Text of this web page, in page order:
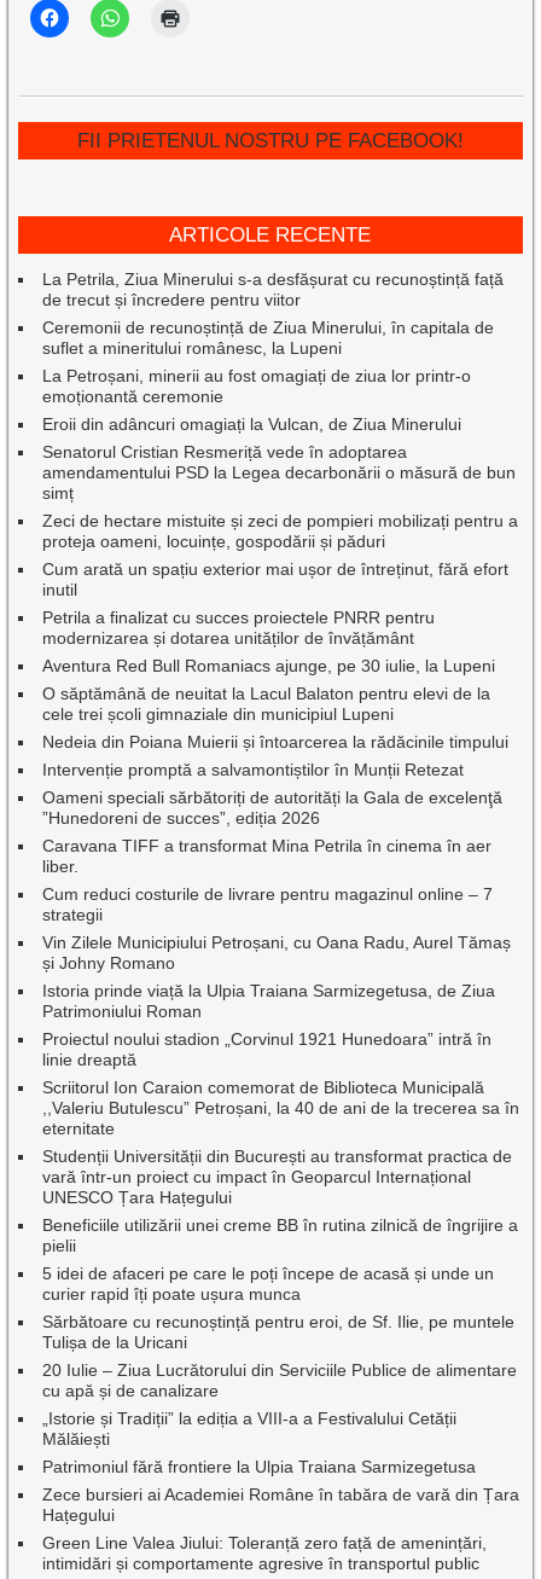
FII PRIETENUL NOSTRU PE FACEBOOK!
ARTICOLE RECENTE
La Petrila, Ziua Minerului s-a desfășurat cu recunoștință față
de trecut și încredere pentru viitor
Ceremonii de recunoștință de Ziua Minerului, în capitala de
suflet a mineritului românesc, la Lupeni
La Petroșani, minerii au fost omagiați de ziua lor printr-o
emoționantă ceremonie
Eroii din adâncuri omagiați la Vulcan, de Ziua Minerului
Senatorul Cristian Resmeriță vede în adoptarea
amendamentului PSD la Legea decarbonării o măsură de bun
simț
Zeci de hectare mistuite și zeci de pompieri mobilizați pentru a
proteja oameni, locuințe, gospodării și păduri
Cum arată un spațiu exterior mai ușor de întreținut, fără efort
inutil
Petrila a finalizat cu succes proiectele PNRR pentru
modernizarea și dotarea unităților de învățământ
Aventura Red Bull Romaniacs ajunge, pe 30 iulie, la Lupeni
O săptămână de neuitat la Lacul Balaton pentru elevi de la
cele trei școli gimnaziale din municipiul Lupeni
Nedeia din Poiana Muierii și întoarcerea la rădăcinile timpului
Intervenție promptă a salvamontiștilor în Munții Retezat
Oameni speciali sărbătoriți de autorități la Gala de excelenţă
”Hunedoreni de succes”, ediția 2026
Caravana TIFF a transformat Mina Petrila în cinema în aer
liber.
Cum reduci costurile de livrare pentru magazinul online – 7
strategii
Vin Zilele Municipiului Petroșani, cu Oana Radu, Aurel Tămaș
și Johny Romano
Istoria prinde viață la Ulpia Traiana Sarmizegetusa, de Ziua
Patrimoniului Roman
Proiectul noului stadion „Corvinul 1921 Hunedoara” intră în
linie dreaptă
Scriitorul Ion Caraion comemorat de Biblioteca Municipală
,,Valeriu Butulescu” Petroșani, la 40 de ani de la trecerea sa în
eternitate
Studenții Universității din București au transformat practica de
vară într-un proiect cu impact în Geoparcul Internațional
UNESCO Țara Hațegului
Beneficiile utilizării unei creme BB în rutina zilnică de îngrijire a
pielii
5 idei de afaceri pe care le poți începe de acasă și unde un
curier rapid îți poate ușura munca
Sărbătoare cu recunoștință pentru eroi, de Sf. Ilie, pe muntele
Tulișa de la Uricani
20 Iulie – Ziua Lucrătorului din Serviciile Publice de alimentare
cu apă și de canalizare
„Istorie și Tradiții” la ediția a VIII-a a Festivalului Cetății
Mălăiești
Patrimoniul fără frontiere la Ulpia Traiana Sarmizegetusa
Zece bursieri ai Academiei Române în tabăra de vară din Țara
Hațegului
Green Line Valea Jiului: Toleranță zero față de amenințări,
intimidări și comportamente agresive în transportul public